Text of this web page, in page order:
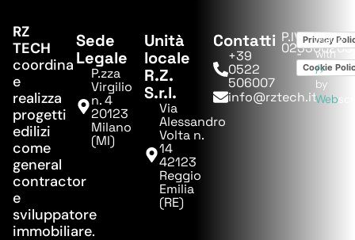
RZ
TECH
coordina
e
realizza
progetti
edilizi
come
general
contractor
e
sviluppatore
immobiliare.
Sede
Legale
P.zza
Virgilio
n. 4
20123
Milano
(MI)
Unità
locale
R.Z.
S.r.l.
Via
Alessandro
Volta n.
14
42123
Reggio
Emilia
(RE)
Contatti
+39
0522
506007
info@rztech.it
P.IVA:Privacy
-
Cookie
Made
with
/>
by
Web